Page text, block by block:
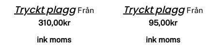
Tryckt plaggFrån
310,00kr
ink moms
Tryckt plaggFrån
95,00kr
ink moms